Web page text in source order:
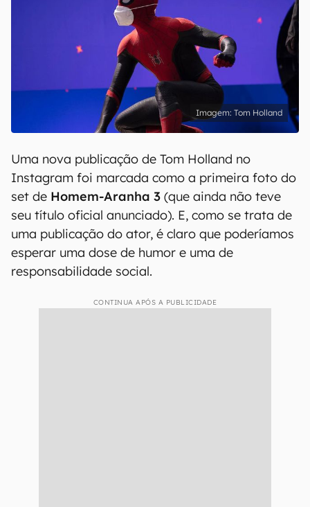
Tom Holland
Uma nova publicação de Tom Holland no
Instagram foi marcada como a primeira foto do
set de Homem-Aranha 3 (que ainda não teve
seu título oficial anunciado). E, como se trata de
uma publicação do ator, é claro que poderíamos
esperar uma dose de humor e uma de
responsabilidade social.
CONTINUA APÓS A PUBLICIDADE